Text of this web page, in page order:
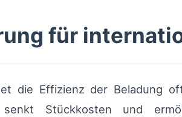
für
die Effizienz der Beladung
Stückkosten und